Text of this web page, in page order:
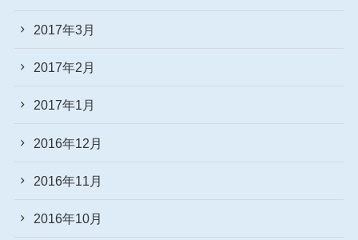
2017年3月
2017年2月
2017年1月
2016年12月
2016年11月
2016年10月